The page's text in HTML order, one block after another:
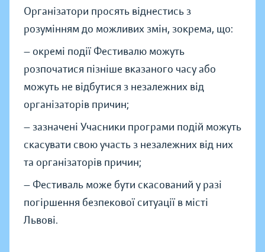
Організатори просять віднестись з
розумінням до можливих змін, зокрема, що:
— окремі події Фестивалю можуть
розпочатися пізніше вказаного часу або
можуть не відбутися з незалежних від
організаторів причин;
— зазначені Учасники програми подій можуть
скасувати свою участь з незалежних від них
та організаторів причин;
— Фестиваль може бути скасований у разі
погіршення безпекової ситуації в місті
Львові.